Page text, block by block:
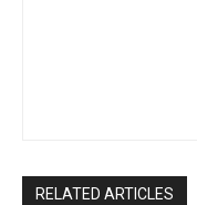
RELATED ARTICLES